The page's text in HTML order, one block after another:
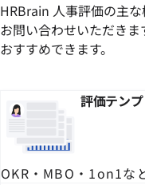
HRBrain 人事評価の主な
お問い合わせいただき
おすすめできます。
評価テン
OKR・MBO・1on1な